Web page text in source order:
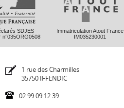
SDJES
n°035ORG0508
Immatriculation Atout France
IM035230001
1 rue des Charmilles
35750 IFFENDIC
02 99 09 12 39